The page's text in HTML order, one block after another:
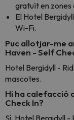
gratuït en zones
El Hotel
Wi-Fi.
Puc allotjar-me
Haven - Self
Hotel Bergidyll -
mascotes.
Hi ha calefacció
Check In?
Sí, Hotel Bergidyll